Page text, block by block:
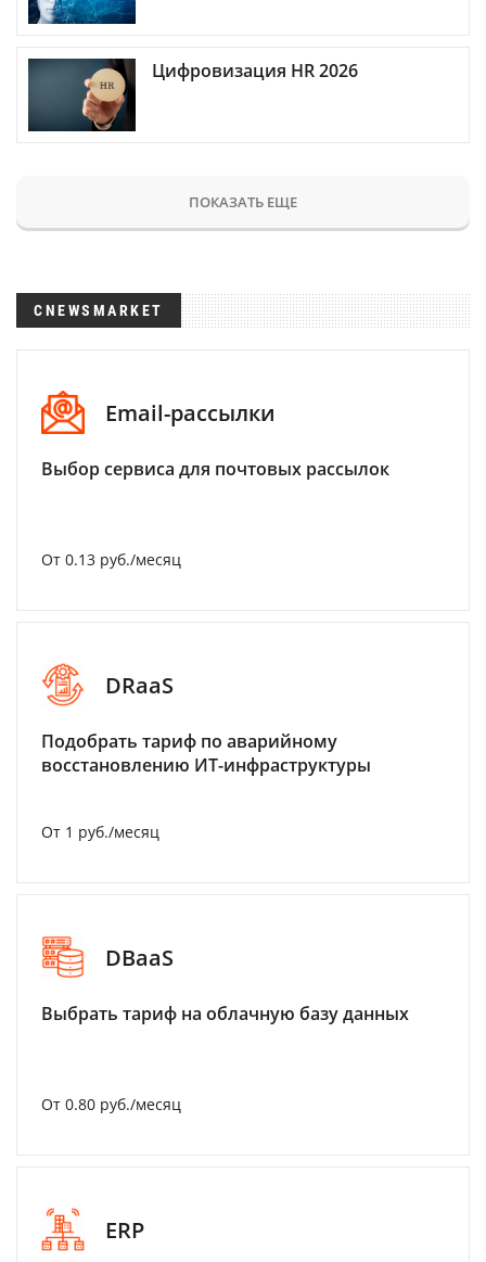
Цифровизация HR 2026
ПОКАЗАТЬ ЕЩЕ
CNEWSMARKET
Email-рассылки
Выбор сервиса для почтовых рассылок
От 0.13 руб./месяц
DRaaS
Подобрать тариф по аварийному
восстановлению ИТ-инфраструктуры
От 1 руб./месяц
DBaaS
Выбрать тариф на облачную базу данных
От 0.80 руб./месяц
ERP